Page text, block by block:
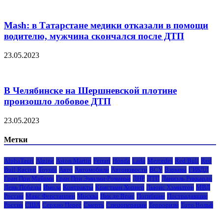
Mash: в Татарстане медики отказали в помощи
водителю, мужчина скончался после ДТП
23.05.2023
В Челябинске на Шершневской плотине
произошло лобовое ДТП
23.05.2023
Метки
AlphaTauri Alpine Aston Martin Ferrari Honda Lada Mercedes Red Bull Red
Bull Racing Toyota Авто Автомобили Автоновости ВСУ Взрывы ГИБДД
Гран При Майами Гран При Эмилии-Романьи ДНР ДТП Даниэль Риккардо
День Победы Имола Контракты Кристиан Хорнер Льюис Хэмилтон МВД
России Макс Ферстаппен Москва Ник де Врис Погибшие Пострадавшие
Россия США Серхио Перес Смерть Спецоперации Терроризм Тото Вольф